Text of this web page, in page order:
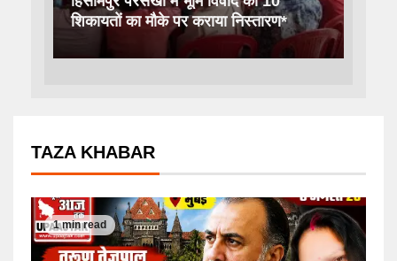
शिकायतों का मौके पर कराया निस्तारण*
TAZA KHABAR
1 min read